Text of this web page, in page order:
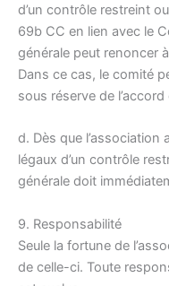
d’un contrôle restreint
69b CC en lien avec le
générale peut renoncer
Dans ce cas, le comité
sous réserve de
d. Dès que
légaux d’un contrôle
générale doit
9. Responsabilité
Seule la fortune de
de celle-ci. Toute